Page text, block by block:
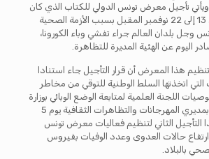
تأجيل معرض تونس الدولي للكتاب الذي كان
من المقرر تنظيمه من 13 إلى 22 نوفمبر المقبل بسبب الأزمة الصحية
وجل بلدان العالم جراء تفشي وباء الكورونا،
اليوم عن الهئية المديرة للتظاهرة.
هذا المعرض أن قرار التأجيل جاء استنادا
التي اتخذتها السلط الوطنية للتوقي من مخاطر
اللجنة العلمية لمتابعة الوضع الوبائي بوزارة
الصحة لدى اجتماعها بمديري المهرجانات والتظاهرات الثقافية يوم 5
التأجيل الثاني لتنظيم فعاليات معرض تونس
حالات العدوى وعدد الوفيات بفيروس
بالبلاد.